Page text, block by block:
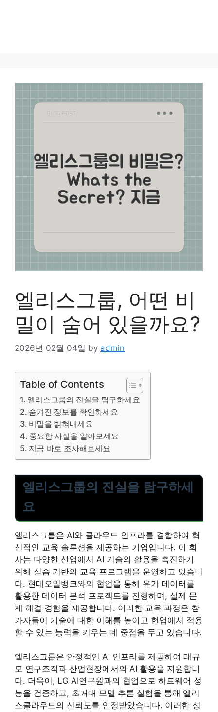
엘리스그룹, 어떤 비
밀이 숨어 있을까요?
2026년 02월 04일 by admin
Table of Contents
엘리스그룹의 진실을 탐구하세요
숨겨진 정보를 확인하세요
비밀을 밝혀내세요
중요한 사실을 알아보세요
지금 바로 조사해보세요
엘리스그룹의 진실을 탐구하세
요
엘리스그룹은 AI와 클라우드 인프라를 결합하여 혁
신적인 교육 솔루션을 제공하는 기업입니다. 이 회
사는 다양한 산업에서 AI 기술의 활용을 촉진하기
위해 실습 기반의 교육 프로그램을 운영하고 있습니
다. 현대오일뱅크와의 협업을 통해 유가 데이터를
활용한 데이터 분석 프로젝트를 진행하며, 실제 문
제 해결 경험을 제공합니다. 이러한 교육 과정은 참
가자들이 기술에 대한 이해를 높이고 현업에서 적용
할 수 있는 능력을 키우는 데 중점을 두고 있습니다.
엘리스그룹은 안정적인 AI 인프라를 제공하여 대규
모 연구조직과 산업현장에서의 AI 활용을 지원합니
다. 더욱이, LG AI연구원과의 협업으로 하드웨어 성
능을 검증하고, 초거대 모델 추론 실험을 통해 엘리
스클라우드의 신뢰도를 인정받았습니다. 이러한 성